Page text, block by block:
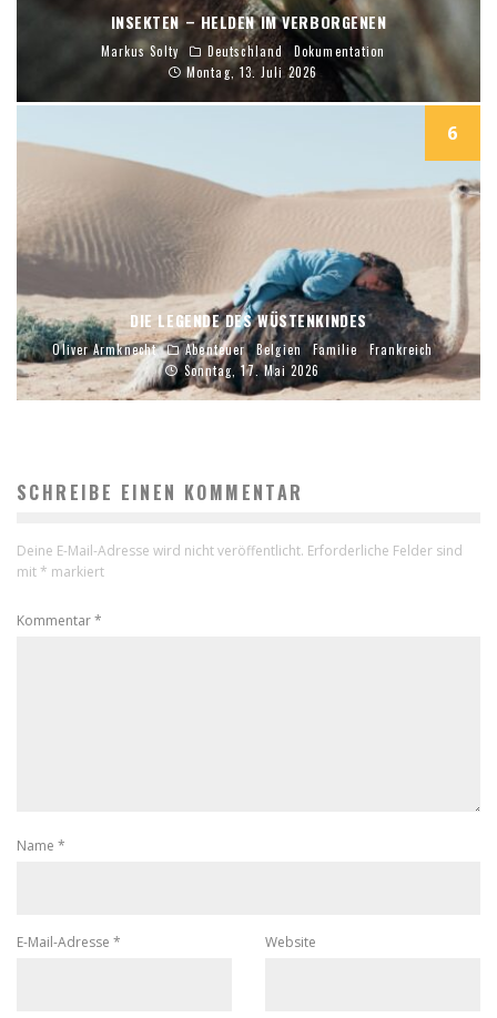
INSEKTEN – HELDEN IM VERBORGENEN
Markus Solty Deutschland
Dokumentation
Montag, 13. Juli 2026
6
DIE LEGENDE DES WÜSTENKINDES
Oliver Armknecht Abenteuer Belgien Familie
Frankreich
Sonntag, 17. Mai 2026
SCHREIBE EINEN KOMMENTAR
Deine E-Mail-Adresse wird nicht veröffentlicht. Erforderliche Felder sind
mit * markiert
Kommentar*
Name *
E-Mail-Adresse * Website